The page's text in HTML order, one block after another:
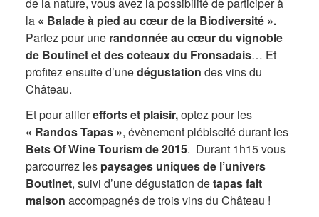
de la nature, vous avez la possibilité de participer à
la « Balade à pied au cœur de la Biodiversité ».
Partez pour une randonnée au cœur du vignoble
de Boutinet et des coteaux du Fronsadais… Et
profitez ensuite d’unedégustation des vins du
Château.
Et pour allierefforts et plaisir,optez pour les
« Randos Tapas », évènement plébiscité durant les
Bets Of Wine Tourism de 2015. Durant 1h15 vous
parcourrez les paysages uniques de l’univers
Boutinet, suivi d’une dégustation detapasfait
maison accompagnés de trois vins du Château !